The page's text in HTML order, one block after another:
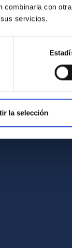
con
servicios.
la selección
PORTAL DEL IAC
Mapa web
Políticas de
Aviso legal